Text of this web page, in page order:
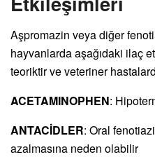
Aşpromazin veya diğer
hayvanlarda aşağıdaki ilaç
teoriktir ve veteriner
ACETAMINOPHEN:
ANTACİDLER: Oral
azalmasına neden olabilir